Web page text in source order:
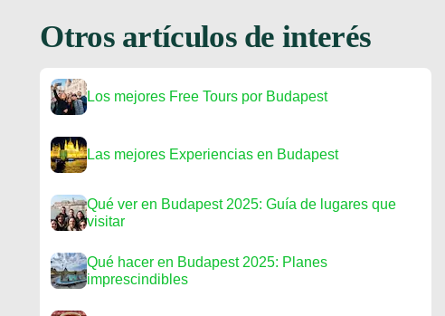
Otros artículos de interés
Los mejores Free Tours por Budapest
Las mejores Experiencias en Budapest
Qué ver en Budapest 2025: Guía de lugares que
visitar
Qué hacer en Budapest 2025: Planes
imprescindibles